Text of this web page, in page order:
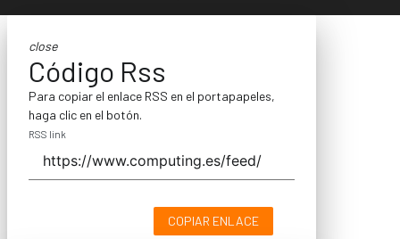
close
Código Rss
Para copiar el enlace RSS en el portapapeles,
haga clic en el botón.
RSS link
COPIAR ENLACE